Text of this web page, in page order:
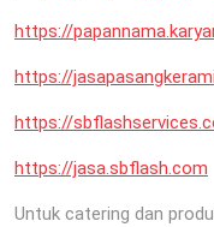
https://
https://
https://
https://jasa.sbflash.com
Untuk catering dan